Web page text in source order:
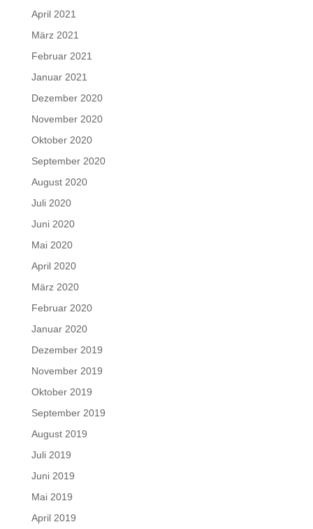
April 2021
März 2021
Februar 2021
Januar 2021
Dezember 2020
November 2020
Oktober 2020
September 2020
August 2020
Juli 2020
Juni 2020
Mai 2020
April 2020
März 2020
Februar 2020
Januar 2020
Dezember 2019
November 2019
Oktober 2019
September 2019
August 2019
Juli 2019
Juni 2019
Mai 2019
April 2019